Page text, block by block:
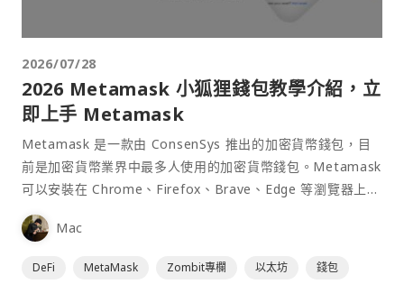
2026/07/28
2026 Metamask 小狐狸錢包教學介紹，立
即上手 Metamask
Metamask 是一款由 ConsenSys 推出的加密貨幣錢包，目
前是加密貨幣業界中最多人使用的加密貨幣錢包。Metamask
可以安裝在 Chrome、Firefox、Brave、Edge 等瀏覽器上作
為插件使用，具備許多功能且使用上非常方便。
Mac
DeFi MetaMask Zombit專欄 以太坊 錢包